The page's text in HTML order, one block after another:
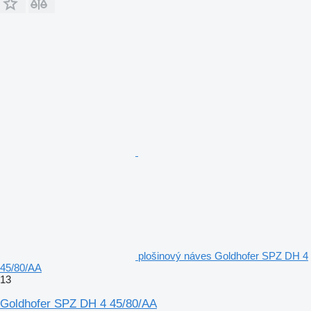
plošinový náves Goldhofer SPZ DH 4
45/80/AA
13
Goldhofer SPZ DH 4 45/80/AA